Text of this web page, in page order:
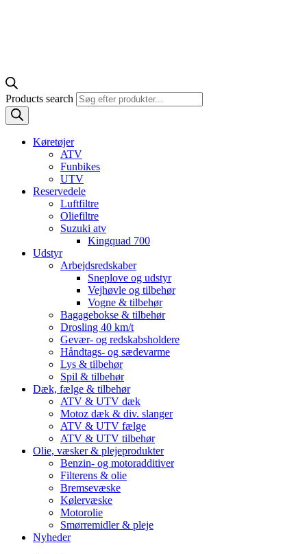
Products search
Køretøjer
ATV
Funbikes
UTV
Reservedele
Luftfiltre
Oliefiltre
Suzuki atv
Kingquad 700
Udstyr
Arbejdsredskaber
Sneplove og udstyr
Vejhøvle og tilbehør
Vogne & tilbehør
Bagagebokse & tilbehør
Drosling 40 km/t
Gevær- og redskabsholdere
Håndtags- og sædevarme
Lys & tilbehør
Spil & tilbehør
Dæk, fælge & tilbehør
ATV & UTV dæk
Motoz dæk & div. slanger
ATV & UTV fælge
ATV & UTV tilbehør
Olie, væsker & plejeprodukter
Benzin- og motoradditiver
Filterens & olie
Bremsevæske
Kølervæske
Motorolie
Smørremidler & pleje
Nyheder